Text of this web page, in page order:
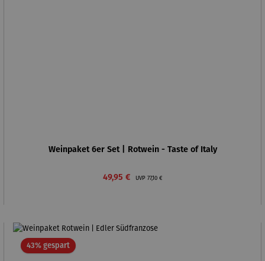
Weinpaket 6er Set | Rotwein - Taste of Italy
Verkaufspreis:
49,95 € UVP Regulärer Preis:
77,10 €
43% gespartRabatt